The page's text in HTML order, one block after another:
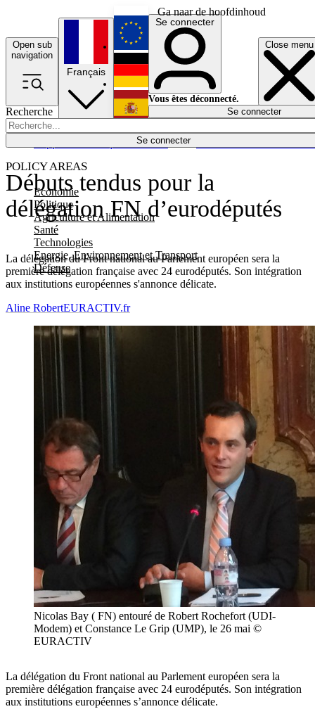
Ga naar de hoofdinhoud
Open sub
navigation
Close menu
Recherche
Se connecter
POLICY AREAS
Economie
Politique
Agriculture et Alimentation
Santé
Technologies
Energie, Environnement et Transport
Défense
Économie
Français
English
Deutsch
Español
Se connecter
Vous êtes déconnecté.
Se connecter
Débuts tendus pour la
délégation FN d’eurodéputés
La délégation du Front national au Parlement européen sera la
première délégation française avec 24 eurodéputés. Son intégration
aux institutions européennes s'annonce délicate.
Aline RobertEURACTIV.fr
Nicolas Bay ( FN) entouré de Robert Rochefort (UDI-
Modem) et Constance Le Grip (UMP), le 26 mai ©
EURACTIV
La délégation du Front national au Parlement européen sera la
première délégation française avec 24 eurodéputés. Son intégration
aux institutions européennes s’annonce délicate.